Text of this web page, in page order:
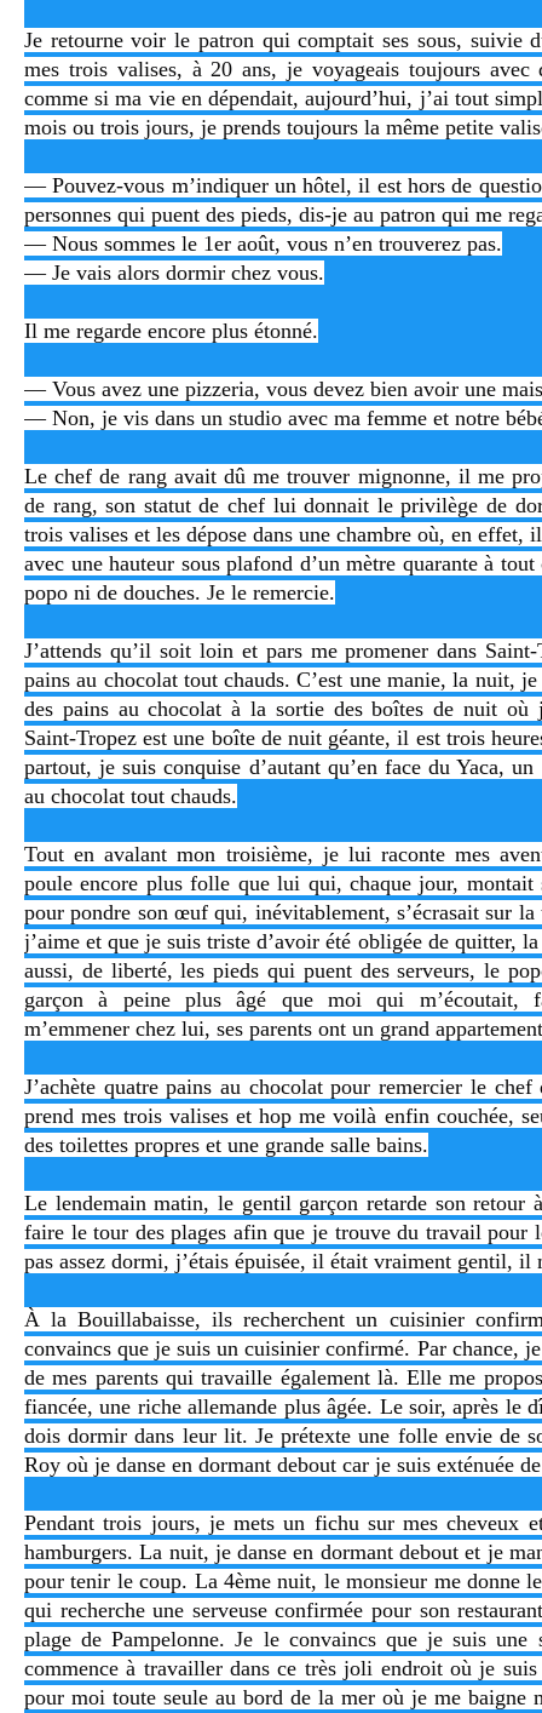
Je retourne voir le patron qui comptait ses sous, suivie
mes trois valises, à 20 ans, je voyageais toujours avec
comme si ma vie en dépendait, aujourd’hui, j’ai tout
mois ou trois jours, je prends toujours la même petite
— Pouvez-vous m’indiquer un hôtel, il est hors de
personnes qui puent des pieds, dis-je au patron qui me
— Nous sommes le 1er août, vous n’en trouverez pas.
— Je vais alors dormir chez vous.
Il me regarde encore plus étonné.
— Vous avez une pizzeria, vous devez bien avoir une
— Non, je vis dans un studio avec ma femme et notre
Le chef de rang avait dû me trouver mignonne, il me
de rang, son statut de chef lui donnait le privilège de
trois valises et les dépose dans une chambre où, en effet,
avec une hauteur sous plafond d’un mètre quarante à
popo ni de douches. Je le remercie.
J’attends qu’il soit loin et pars me promener dans
pains au chocolat tout chauds. C’est une manie, la nuit,
des pains au chocolat à la sortie des boîtes de nuit où
Saint-Tropez est une boîte de nuit géante, il est trois
partout, je suis conquise d’autant qu’en face du Yaca,
au chocolat tout chauds.
Tout en avalant mon troisième, je lui raconte mes
poule encore plus folle que lui qui, chaque jour,
pour pondre son œuf qui, inévitablement, s’écrasait sur la
j’aime et que je suis triste d’avoir été obligée de quitter,
aussi, de liberté, les pieds qui puent des serveurs, le
garçon à peine plus âgé que moi qui m’écoutait,
m’emmener chez lui, ses parents ont un grand
J’achète quatre pains au chocolat pour remercier le
prend mes trois valises et hop me voilà enfin couchée,
des toilettes propres et une grande salle bains.
Le lendemain matin, le gentil garçon retarde son retour
faire le tour des plages afin que je trouve du travail pour
pas assez dormi, j’étais épuisée, il était vraiment gentil, il
À la Bouillabaisse, ils recherchent un cuisinier
convaincs que je suis un cuisinier confirmé. Par chance,
de mes parents qui travaille également là. Elle me
fiancée, une riche allemande plus âgée. Le soir, après le
dois dormir dans leur lit. Je prétexte une folle envie de
Roy où je danse en dormant debout car je suis exténuée
Pendant trois jours, je mets un fichu sur mes cheveux
hamburgers. La nuit, je danse en dormant debout et je
pour tenir le coup. La 4ème nuit, le monsieur me donne
qui recherche une serveuse confirmée pour son
plage de Pampelonne. Je le convaincs que je suis une
commence à travailler dans ce très joli endroit où je
pour moi toute seule au bord de la mer où je me baigne